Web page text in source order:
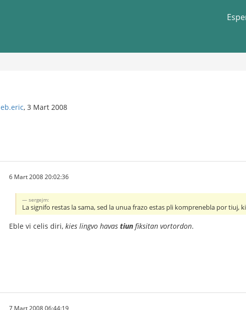
eb.eric, 3 Mart 2008
6 Mart 2008 20:02:36
sergejm:
La signifo restas la sama, sed la unua frazo estas pli komprenebla por tiuj,
Eble vi celis diri, kies lingvo havas tiun fiksitan vortordon.
7 Mart 2008 06:44:19